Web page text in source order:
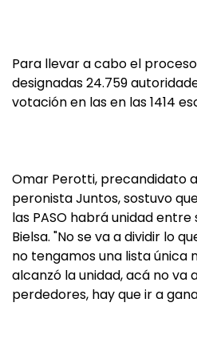
Para llevar a cabo el
designadas 24.759
votación en las en las 1414
Omar Perotti, precandidato
peronista Juntos, sostuvo
las PASO habrá unidad
Bielsa. "No se va a dividir lo
no tengamos una lista única
alcanzó la unidad, acá no va
perdedores, hay que ir a